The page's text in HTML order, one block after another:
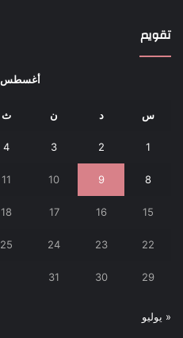
تقويم
أغسطس 2026
س د ن ث
1
2
3
4
8
9
10
11
15
16
17
18
22
23
24
25
29
30
31
« يوليو